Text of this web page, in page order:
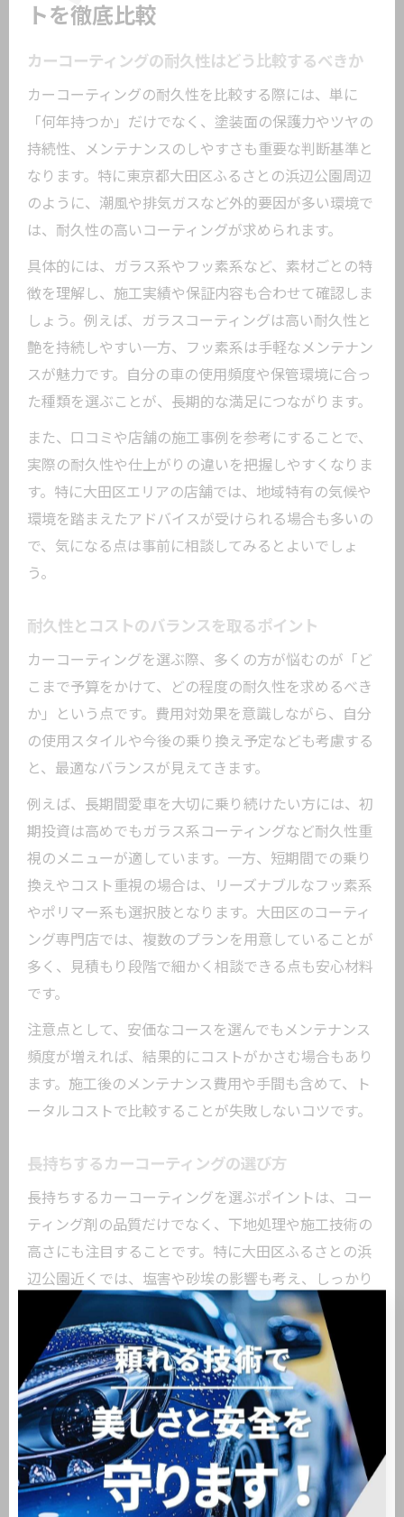
トを徹底比較
カーコーティングの耐久性はどう比較するべきか
カーコーティングの耐久性を比較する際には、単に
「何年持つか」だけでなく、塗装面の保護力やツヤの
持続性、メンテナンスのしやすさも重要な判断基準と
なります。特に東京都大田区ふるさとの浜辺公園周辺
のように、潮風や排気ガスなど外的要因が多い環境で
は、耐久性の高いコーティングが求められます。
具体的には、ガラス系やフッ素系など、素材ごとの特
徴を理解し、施工実績や保証内容も合わせて確認しま
しょう。例えば、ガラスコーティングは高い耐久性と
艶を持続しやすい一方、フッ素系は手軽なメンテナン
スが魅力です。自分の車の使用頻度や保管環境に合っ
た種類を選ぶことが、長期的な満足につながります。
また、口コミや店舗の施工事例を参考にすることで、
実際の耐久性や仕上がりの違いを把握しやすくなりま
す。特に大田区エリアの店舗では、地域特有の気候や
環境を踏まえたアドバイスが受けられる場合も多いの
で、気になる点は事前に相談してみるとよいでしょ
う。
耐久性とコストのバランスを取るポイント
カーコーティングを選ぶ際、多くの方が悩むのが「ど
こまで予算をかけて、どの程度の耐久性を求めるべき
か」という点です。費用対効果を意識しながら、自分
の使用スタイルや今後の乗り換え予定なども考慮する
と、最適なバランスが見えてきます。
例えば、長期間愛車を大切に乗り続けたい方には、初
期投資は高めでもガラス系コーティングなど耐久性重
視のメニューが適しています。一方、短期間での乗り
換えやコスト重視の場合は、リーズナブルなフッ素系
やポリマー系も選択肢となります。大田区のコーティ
ング専門店では、複数のプランを用意していることが
多く、見積もり段階で細かく相談できる点も安心材料
です。
注意点として、安価なコースを選んでもメンテナンス
頻度が増えれば、結果的にコストがかさむ場合もあり
ます。施工後のメンテナンス費用や手間も含めて、ト
ータルコストで比較することが失敗しないコツです。
長持ちするカーコーティングの選び方
長持ちするカーコーティングを選ぶポイントは、コー
ティング剤の品質だけでなく、下地処理や施工技術の
高さにも注目することです。特に大田区ふるさとの浜
辺公園近くでは、塩害や砂埃の影響も考え、しっかり
とした下地処理が行われているか確認しましょう。
信頼できる店舗では、施工前にボディの洗車や鉄粉除
去、磨き作業などを丁寧に行い、コーティング剤の密
着性を高めます。これにより、塗装面へのダメージを
最小限に抑えつつ、コーティングの効果を長期間維持
できるのです。また、施工証明書やメンテナンスプラ
ンの有無も、店舗選びの重要な指標となります。